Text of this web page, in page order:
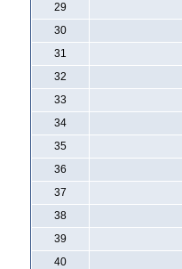
29
30
31
32
33
34
35
36
37
38
39
40